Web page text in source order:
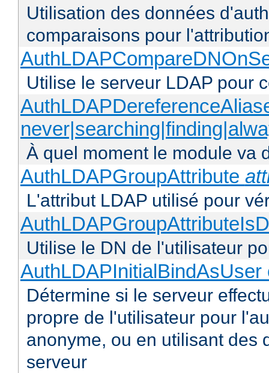
Utilisation des données
comparaisons pour
Utilise le serveur LDAP pour
À quel moment le module va
AuthLDAPGroupAttribute
L'attribut LDAP utilisé pour
Utilise le DN de l'utilisateur
AuthLDAPInitialBindAsUser
Détermine si le serveur
propre de l'utilisateur pour
anonyme, ou en utilisant des
serveur